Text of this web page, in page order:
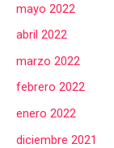
mayo 2022
abril 2022
marzo 2022
febrero 2022
enero 2022
diciembre 2021